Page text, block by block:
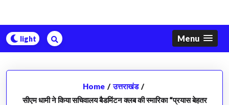
Menu
Home / उत्तराखंड /
सीएम धामी ने किया सचिवालय बैडमिंटन क्लब की स्मारिका “प्रयास बेहतर